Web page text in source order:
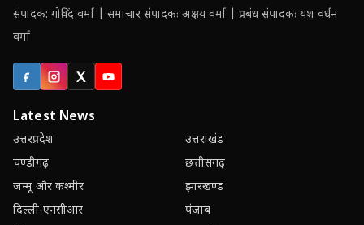
संपादक: गोविंद वर्मा | समाचार संपादकः अक्षय वर्मा | प्रबंध संपादकः यश वर्धन
वर्मा
FacebookInstagram
X (Twitter)
YouTube
Latest News
उत्तरप्रदेश
उत्तराखंड
चण्डीगढ़
छत्तीसगढ़
जम्मू और कश्मीर
झारखण्ड
दिल्ली-एनसीआर
पंजाब